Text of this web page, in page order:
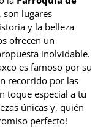
, son lugares
y la belleza
ofrecen un
inolvidable.
es famoso por su
recorrido por las
toque especial a tu
únicas y, quién
perfecto!